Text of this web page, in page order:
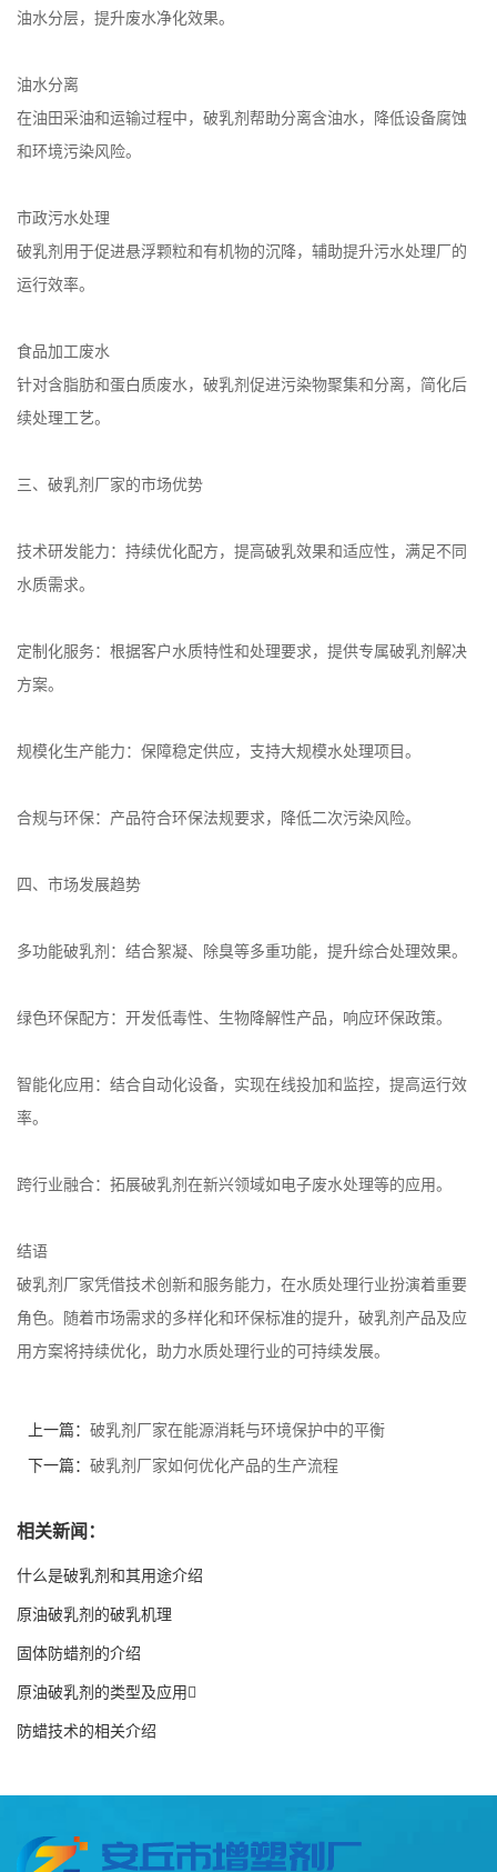
油水分层，提升废水净化效果。
油水分离
在油田采油和运输过程中，破乳剂帮助分离含油水，降低设备腐蚀
和环境污染风险。
市政污水处理
破乳剂用于促进悬浮颗粒和有机物的沉降，辅助提升污水处理厂的
运行效率。
食品加工废水
针对含脂肪和蛋白质废水，破乳剂促进污染物聚集和分离，简化后
续处理工艺。
三、破乳剂厂家的市场优势
技术研发能力：持续优化配方，提高破乳效果和适应性，满足不同
水质需求。
定制化服务：根据客户水质特性和处理要求，提供专属破乳剂解决
方案。
规模化生产能力：保障稳定供应，支持大规模水处理项目。
合规与环保：产品符合环保法规要求，降低二次污染风险。
四、市场发展趋势
多功能破乳剂：结合絮凝、除臭等多重功能，提升综合处理效果。
绿色环保配方：开发低毒性、生物降解性产品，响应环保政策。
智能化应用：结合自动化设备，实现在线投加和监控，提高运行效
率。
跨行业融合：拓展破乳剂在新兴领域如电子废水处理等的应用。
结语
破乳剂厂家凭借技术创新和服务能力，在水质处理行业扮演着重要
角色。随着市场需求的多样化和环保标准的提升，破乳剂产品及应
用方案将持续优化，助力水质处理行业的可持续发展。
上一篇： 破乳剂厂家在能源消耗与环境保护中的平衡
下一篇： 破乳剂厂家如何优化产品的生产流程
相关新闻：
什么是破乳剂和其用途介绍
原油破乳剂的破乳机理
固体防蜡剂的介绍
原油破乳剂的类型及应用
防蜡技术的相关介绍